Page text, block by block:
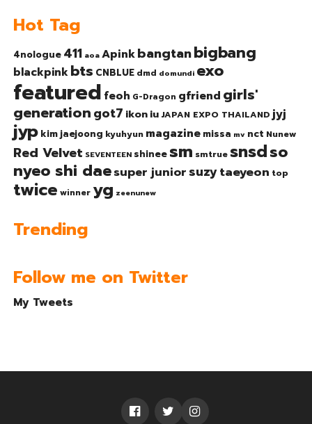
Hot Tag
4nologue 411 aoa Apinkbangtanbigbang
blackpinkbts CNBLUE dmd domundi exo
featured feoh G-Dragon gfriend girls'
generationgot7 ikoniu JAPAN EXPO THAILAND jyj
jyp kim jaejoong kyuhyun magazine missa mv nct Nunew
Red Velvet SEVENTEEN shinee sm smtrue snsdso
nyeo shi daesuper junior suzytaeyeon top
twice winner yg zeenunew
Trending
Follow me on Twitter
My Tweets